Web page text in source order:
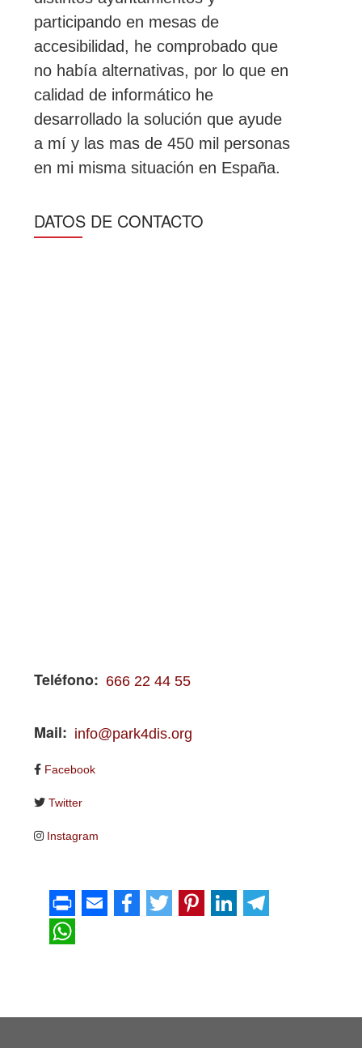
participando en mesas de
accesibilidad, he comprobado que
no había alternativas, por lo que en
calidad de informático he
desarrollado la solución que ayude
a mí y las mas de 450 mil personas
en mi misma situación en España.
DATOS DE CONTACTO
Teléfono 666 22 44 55
Mail info@park4dis.org
Facebook
Twitter
Instagram